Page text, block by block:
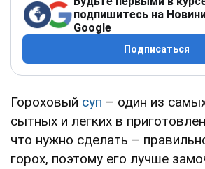
подпишитесь на
Google
Подписаться
Гороховый суп – один из
сытных и легких в
что нужно сделать –
горох, поэтому его лучше